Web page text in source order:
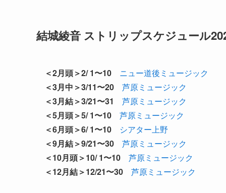
結城綾音 ストリップスケジュール
＜2月頭＞2/ 1〜10
ニュー道後ミュージック
＜3月中＞3/11〜20
芦原ミュージック
＜3月結＞3/21〜31
芦原ミュージック
＜5月頭＞5/ 1〜10
芦原ミュージック
＜6月頭＞6/ 1〜10
シアター上野
＜9月結＞9/21〜30
芦原ミュージック
＜10月頭＞10/ 1〜10
芦原ミュージック
＜12月結＞12/21〜30
芦原ミュージック